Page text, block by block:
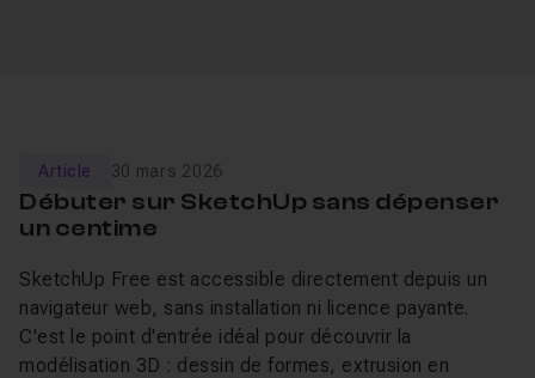
Article 30 mars 2026
Débuter sur SketchUp sans dépenser
un centime
SketchUp Free est accessible directement depuis un
navigateur web, sans installation ni licence payante.
C'est le point d'entrée idéal pour découvrir la
modélisation 3D : dessin de formes, extrusion en